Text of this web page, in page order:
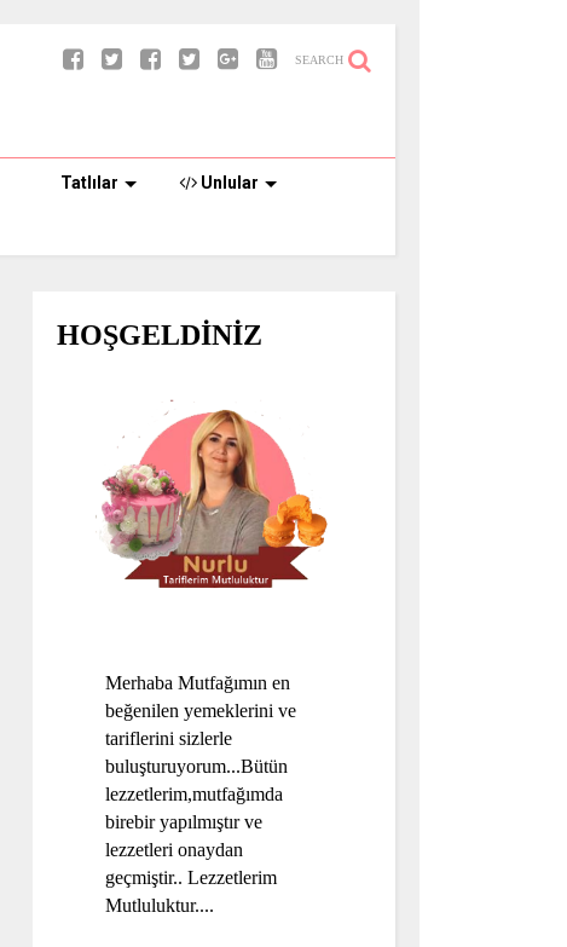
SEARCH
Tatlılar Unlular
HOŞGELDİNİZ
Merhaba Mutfağımın en
beğenilen yemeklerini ve
tariflerini sizlerle
buluşturuyorum...Bütün
lezzetlerim,mutfağımda
birebir yapılmıştır ve
lezzetleri onaydan
geçmiştir.. Lezzetlerim
Mutluluktur....